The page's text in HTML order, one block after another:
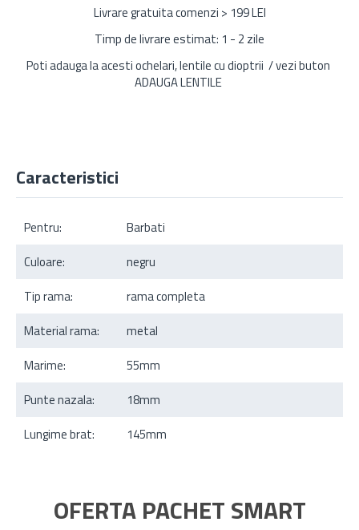
Livrare gratuita comenzi > 199 LEI
Timp de livrare estimat: 1 - 2 zile
Poti adauga la acesti ochelari, lentile cu dioptrii / vezi buton
ADAUGA LENTILE
Caracteristici
Pentru:
Barbati
Culoare:
negru
Tip rama:
rama completa
Material rama:
metal
Marime:
55mm
Punte nazala:
18mm
Lungime brat:
145mm
OFERTA PACHET SMART